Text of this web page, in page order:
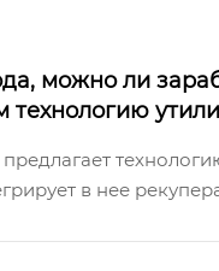
можно ли
в нее